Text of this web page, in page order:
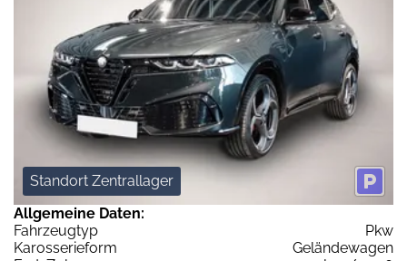
Standort Zentrallager
Allgemeine Daten:
Fahrzeugtyp
Pkw
Karosserieform
Geländewagen